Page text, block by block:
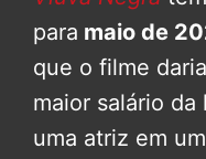
para maio de
que o filme
maior salário
uma atriz em